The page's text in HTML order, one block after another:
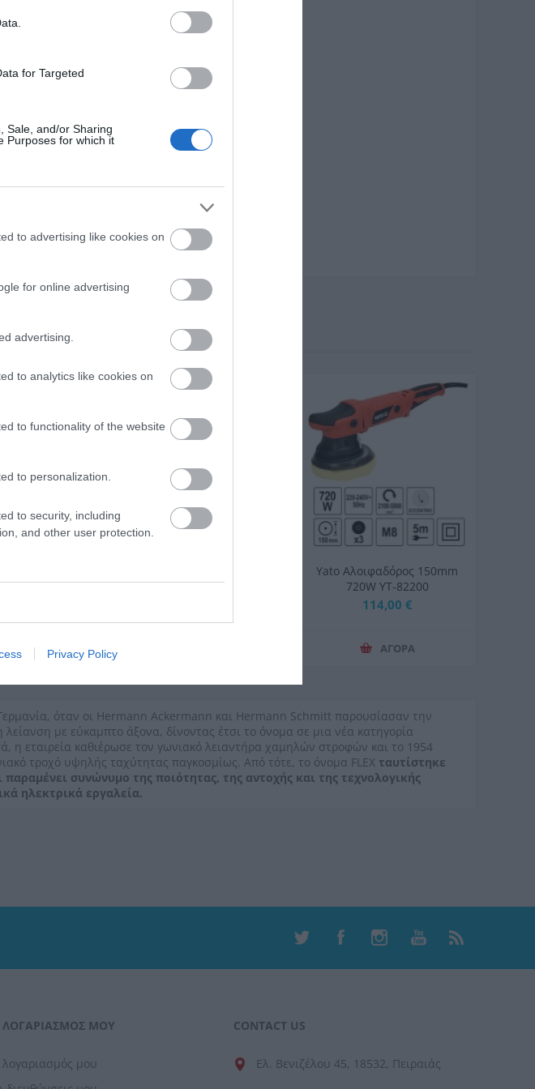
for Targeted
Sale, and/or Sharing
Purposes for which it
to advertising like cookies on
for online advertising
advertising.
to analytics like cookies on
to functionality of the website
to personalization.
to security, including
and other user protection.
Privacy Policy
82080
180ΜΜ YT-82196
Υato Αλοιφαδόρος 150mm
720W YT-82200
114,00 €
ΑΓΟΡΑ
όταν οι Hermann Ackermann και Hermann Schmitt παρουσίασαν την
με εύκαμπτο άξονα, δίνοντας έτσι το όνομα σε μια νέα κατηγορία
η εταιρεία καθιέρωσε τον γωνιακό λειαντήρα χαμηλών στροφών και το 1954
τροχό υψηλής ταχύτητας παγκοσμίως. Από τότε, το όνομα FLEX ταυτίστηκε
συνώνυμο της ποιότητας, της αντοχής και της τεχνολογικής
ηλεκτρικά εργαλεία.
ΛΟΓΑΡΙΑΣΜΌΣ ΜΟΥ
μου
CONTACT US
Ελ. Βενιζέλου 45, 18532, Πειραιάς